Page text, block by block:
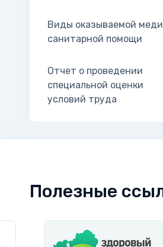
Виды оказываемой
санитарной помощи
Отчет о проведении
специальной оценки
условий труда
Полезные